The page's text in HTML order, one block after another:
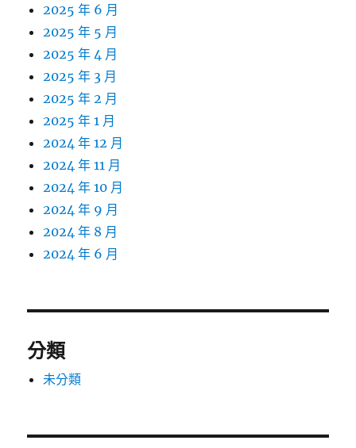
2025 年 6 月
2025 年 5 月
2025 年 4 月
2025 年 3 月
2025 年 2 月
2025 年 1 月
2024 年 12 月
2024 年 11 月
2024 年 10 月
2024 年 9 月
2024 年 8 月
2024 年 6 月
分類
未分類